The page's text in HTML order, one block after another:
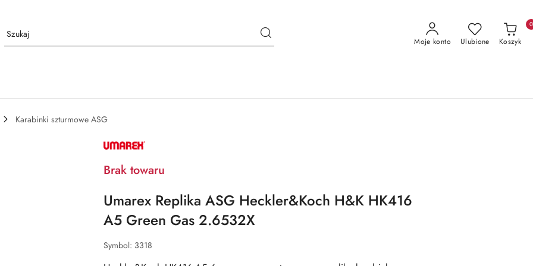
Moje konto Ulubione Koszyk
0
Karabinki szturmowe ASG
NAZWA
PRODUCENTA:
Brak towaru
Umarex Replika ASG Heckler&Koch H&K HK416
A5 Green Gas 2.6532X
Symbol: 3318